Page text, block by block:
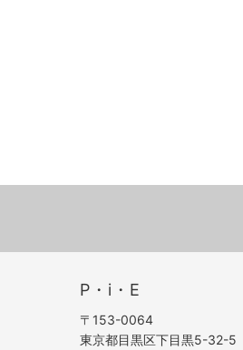
P・i・E
〒153-0064
東京都目黒区下目黒5-32-5